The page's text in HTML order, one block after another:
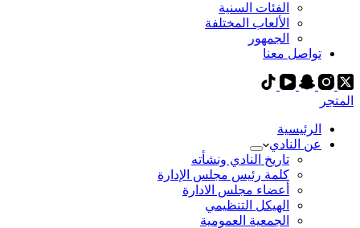
الفئات السنية
الألعاب المختلفة
الجمهور
تواصل معنا
المتجر
الرئيسية
عن النادي
تاريخ النادي ونشأته
كلمة رئيس مجلس الإدارة
أعضاء مجلس الادارة
الهيكل التنظيمي
الجمعية العمومية